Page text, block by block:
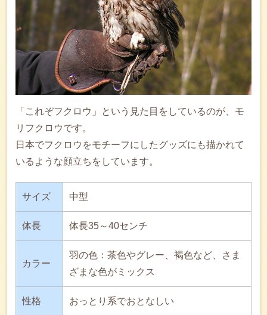
「これぞフクロウ」という見た目をしているのが、モ
リフクロウです。
日本でフクロウをモチーフにしたグッズにも描かれて
いるような顔立ちをしています。
サイズ 中型
体長 体長35～40センチ
カラー
羽の色：茶色やグレー、褐色など、さま
ざまな色がミックス
性格 おっとり系でおとなしい